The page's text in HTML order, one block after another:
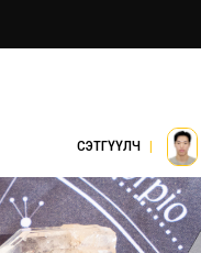
СЭТГҮҮЛЧ |